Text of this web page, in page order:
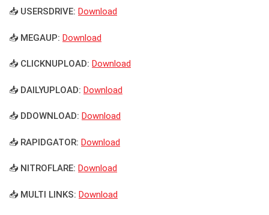
📥 USERSDRIVE: Download
📥 MEGAUP: Download
📥 CLICKNUPLOAD: Download
📥 DAILYUPLOAD: Download
📥 DDOWNLOAD: Download
📥 RAPIDGATOR: Download
📥 NITROFLARE: Download
📥 MULTI LINKS: Download